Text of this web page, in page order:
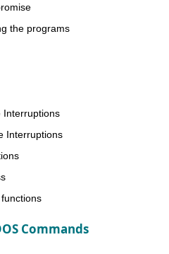
the programs
Interruptions
Interruptions
Commands